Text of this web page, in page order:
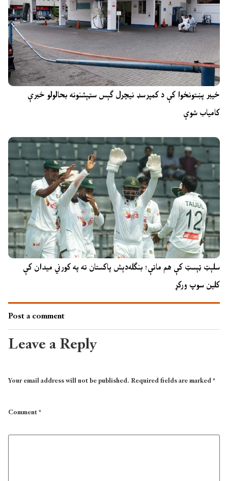
خیبر پښتونخوا کې د کمپرسډ نیچرل ګېس سټېشنونه بحالولو خبرې
کامیاب شوې
سلېټ ټېسټ کې هم ماتې؛ بنګله‌دېش پاکستان ته په کورني میدان کې
کلین سوپ ورکړ
Post a comment
Leave a Reply
Your email address will not be published.Required fields are marked*
Comment*